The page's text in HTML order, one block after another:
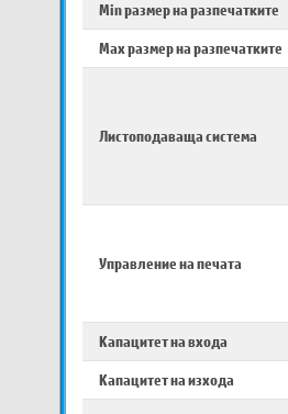
Min размер на разпечатките
Max размер на разпечатките
Листоподаваща система
Управление на печата
Капацитет на входа
Капацитет на изхода